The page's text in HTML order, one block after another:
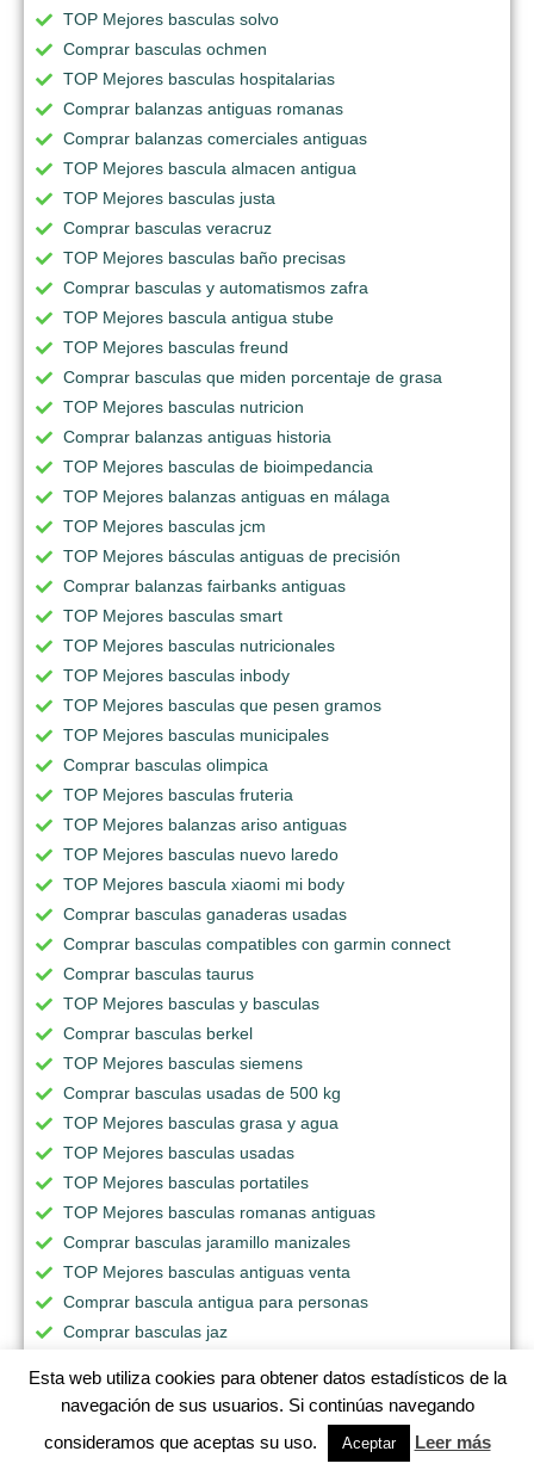
TOP Mejores basculas solvo
Comprar basculas ochmen
TOP Mejores basculas hospitalarias
Comprar balanzas antiguas romanas
Comprar balanzas comerciales antiguas
TOP Mejores bascula almacen antigua
TOP Mejores basculas justa
Comprar basculas veracruz
TOP Mejores basculas baño precisas
Comprar basculas y automatismos zafra
TOP Mejores bascula antigua stube
TOP Mejores basculas freund
Comprar basculas que miden porcentaje de grasa
TOP Mejores basculas nutricion
Comprar balanzas antiguas historia
TOP Mejores basculas de bioimpedancia
TOP Mejores balanzas antiguas en málaga
TOP Mejores basculas jcm
TOP Mejores básculas antiguas de precisión
Comprar balanzas fairbanks antiguas
TOP Mejores basculas smart
TOP Mejores basculas nutricionales
TOP Mejores basculas inbody
TOP Mejores basculas que pesen gramos
TOP Mejores basculas municipales
Comprar basculas olimpica
TOP Mejores basculas fruteria
TOP Mejores balanzas ariso antiguas
TOP Mejores basculas nuevo laredo
TOP Mejores bascula xiaomi mi body
Comprar basculas ganaderas usadas
Comprar basculas compatibles con garmin connect
Comprar basculas taurus
TOP Mejores basculas y basculas
Comprar basculas berkel
TOP Mejores basculas siemens
Comprar basculas usadas de 500 kg
TOP Mejores basculas grasa y agua
TOP Mejores basculas usadas
TOP Mejores basculas portatiles
TOP Mejores basculas romanas antiguas
Comprar basculas jaramillo manizales
TOP Mejores basculas antiguas venta
Comprar bascula antigua para personas
Comprar basculas jaz
TOP Mejores basculas usadas para pesar ganado
Comprar basculas homecenter
Comprar basculas omega
Esta web utiliza cookies para obtener datos estadísticos de la
navegación de sus usuarios. Si continúas navegando
consideramos que aceptas su uso.
Aceptar Leer más